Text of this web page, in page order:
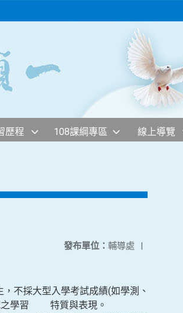
歷程 108課綱專區 線上導覽
發布單位： 輔導處 |
不採大型入學考試成績(如學測、
之學習 特質與表現。